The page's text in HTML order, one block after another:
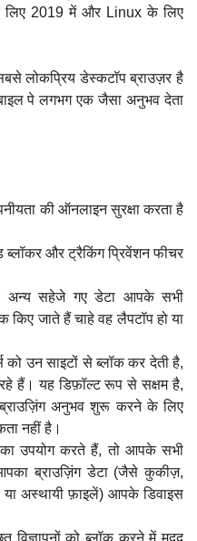
2019 में और Linux के लिए
लोकप्रिय डेस्कटॉप ब्राउज़र है
पे लगभग एक जैसा अनुभव देता
की ऑनलाइन सुरक्षा करता है
ब्लॉकर और ट्रैकिंग प्रिवेंशन फीचर
अन्य सहेजे गए डेटा आपके सभी
किए जाते हैं चाहे वह लैपटॉप हो या
को उन साइटों से ब्लॉक कर देती है,
हैं। यह डिफ़ॉल्ट रूप से सक्षम है,
अनुभव शुरू करने के लिए
नहीं है।
उपयोग करते हैं, तो आपके सभी
ब्राउज़िंग डेटा (जैसे कुकीज़,
या अस्थायी फ़ाइलें) आपके डिवाइस